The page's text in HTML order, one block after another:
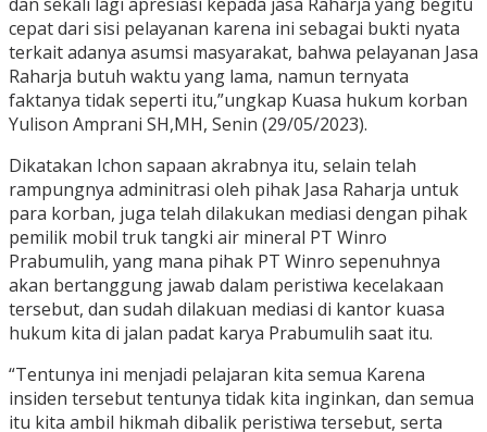
cepat dari sisi pelayanan karena ini sebagai bukti nyata
terkait adanya asumsi masyarakat, bahwa pelayanan Jasa
Raharja butuh waktu yang lama, namun ternyata
faktanya tidak seperti itu,”ungkap Kuasa hukum korban
Yulison Amprani SH,MH, Senin (29/05/2023).
Dikatakan Ichon sapaan akrabnya itu, selain telah
rampungnya adminitrasi oleh pihak Jasa Raharja untuk
para korban, juga telah dilakukan mediasi dengan pihak
pemilik mobil truk tangki air mineral PT Winro
Prabumulih, yang mana pihak PT Winro sepenuhnya
akan bertanggung jawab dalam peristiwa kecelakaan
tersebut, dan sudah dilakuan mediasi di kantor kuasa
hukum kita di jalan padat karya Prabumulih saat itu.
“Tentunya ini menjadi pelajaran kita semua Karena
insiden tersebut tentunya tidak kita inginkan, dan semua
itu kita ambil hikmah dibalik peristiwa tersebut, serta